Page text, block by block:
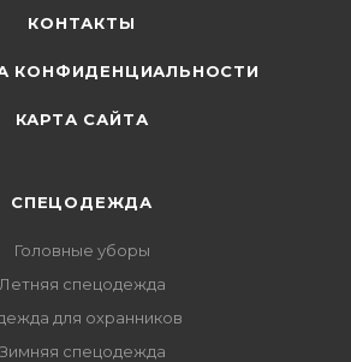
КОНТАКТЫ
КОНФИДЕНЦИАЛЬНОСТИ
КАРТА САЙТА
СПЕЦОДЕЖДА
Головные уборы
Летняя спецодежда
для охранников
Зимняя спецодежда